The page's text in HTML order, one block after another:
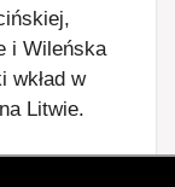
i Wileńska
wkład w
Litwie.